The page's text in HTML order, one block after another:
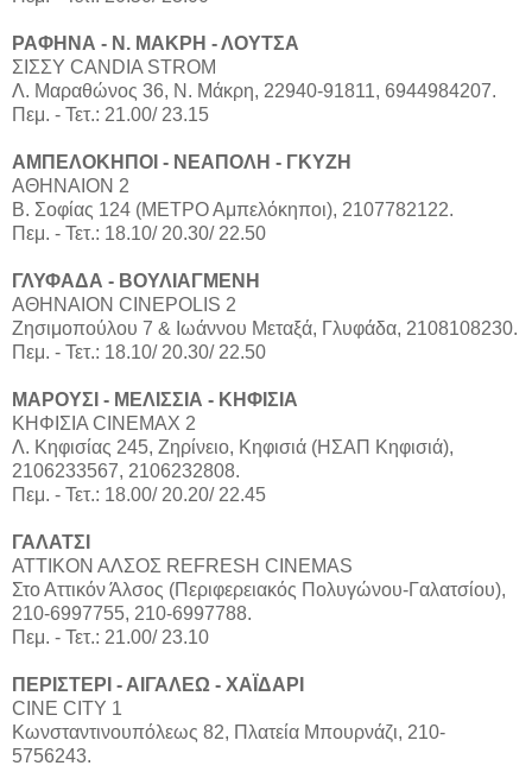
ΡΑΦΗΝΑ - Ν. ΜΑΚΡΗ - ΛΟΥΤΣΑ
ΣΙΣΣΥ CANDIA STROM
Λ. Μαραθώνος 36, Ν. Μάκρη, 22940-91811, 6944984207.
Πεμ. - Τετ.: 21.00/ 23.15
ΑΜΠΕΛΟΚΗΠΟΙ - ΝΕΑΠΟΛΗ - ΓΚΥΖΗ
ΑΘΗΝΑΙΟΝ 2
Β. Σοφίας 124 (ΜΕΤΡΟ Αμπελόκηποι), 2107782122.
Πεμ. - Τετ.: 18.10/ 20.30/ 22.50
ΓΛΥΦΑΔΑ - ΒΟΥΛΙΑΓΜΕΝΗ
ΑΘΗΝΑΙΟΝ CINEPOLIS 2
Ζησιμοπούλου 7 & Ιωάννου Μεταξά, Γλυφάδα, 2108108230.
Πεμ. - Τετ.: 18.10/ 20.30/ 22.50
ΜΑΡΟΥΣΙ - ΜΕΛΙΣΣΙΑ - ΚHΦΙΣΙΑ
ΚΗΦΙΣΙΑ CINEMAX 2
Λ. Κηφισίας 245, Ζηρίνειο, Κηφισιά (ΗΣΑΠ Κηφισιά),
2106233567, 2106232808.
Πεμ. - Τετ.: 18.00/ 20.20/ 22.45
ΓΑΛΑΤΣΙ
ΑΤΤΙΚΟΝ ΑΛΣΟΣ REFRESH CINEMAS
Στο Αττικόν Άλσος (Περιφερειακός Πολυγώνου-Γαλατσίου),
210-6997755, 210-6997788.
Πεμ. - Τετ.: 21.00/ 23.10
ΠΕΡΙΣΤΕΡΙ - ΑΙΓΑΛΕΩ - ΧΑΪΔΑΡΙ
CINE CITY 1
Κωνσταντινουπόλεως 82, Πλατεία Μπουρνάζι, 210-
5756243.